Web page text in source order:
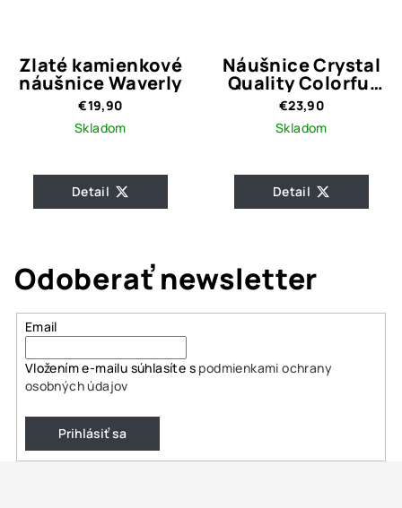
Zlaté kamienkové
náušnice Waverly
€19,90
Skladom
Detail
Náušnice Crystal
Quality Colorful
Flower
€23,90
Skladom
Detail
Odoberať newsletter
Email
Vložením e-mailu súhlasíte s podmienkami ochrany
osobných údajov
Prihlásiť sa